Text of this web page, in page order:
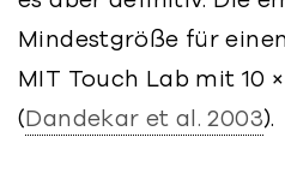
Mindestgröße für
MIT Touch Lab mit 10
(Dandekar et al. 2003).